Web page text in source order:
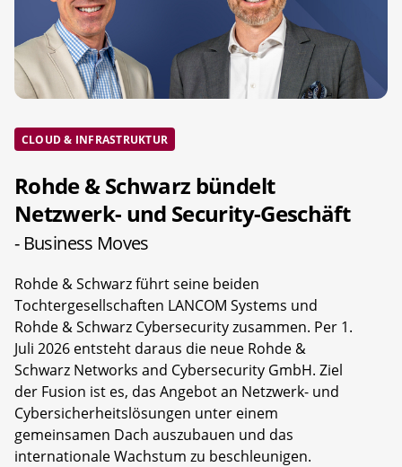
CLOUD & INFRASTRUKTUR
Rohde & Schwarz bündelt
Netzwerk- und Security-Geschäft
- Business Moves
Rohde & Schwarz führt seine beiden
Tochtergesellschaften LANCOM Systems und
Rohde & Schwarz Cybersecurity zusammen. Per 1.
Juli 2026 entsteht daraus die neue Rohde &
Schwarz Networks and Cybersecurity GmbH. Ziel
der Fusion ist es, das Angebot an Netzwerk- und
Cybersicherheitslösungen unter einem
gemeinsamen Dach auszubauen und das
internationale Wachstum zu beschleunigen.